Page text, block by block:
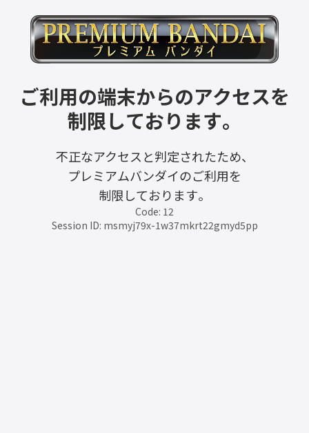
ご利用の端末からのアクセスを
制限しております。
不正なアクセスと判定されたため、
プレミアムバンダイのご利用を
制限しております。
Code: 12
Session ID: msmyj79x-1w37mkrt22gmyd5pp